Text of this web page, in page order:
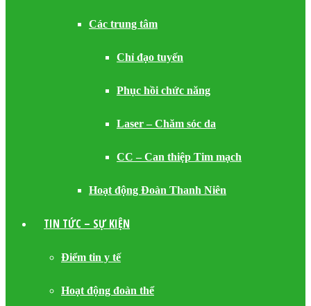
Các trung tâm
Chỉ đạo tuyến
Phục hồi chức năng
Laser – Chăm sóc da
CC – Can thiệp Tim mạch
Hoạt động Đoàn Thanh Niên
TIN TỨC – SỰ KIỆN
Điểm tin y tế
Hoạt động đoàn thể